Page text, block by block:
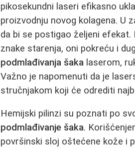
pikosekundni laseri efikasno
proizvodnju novog kolagena. U
da bi se postigao željeni
znake starenja, oni pokreću i
podmlađivanja šaka laserom,
Važno je napomenuti da je
stručnjakom koji će odrediti
Hemijski pilinzi su poznati po
podmlađivanje šaka.
površinski sloj oštećene kože i